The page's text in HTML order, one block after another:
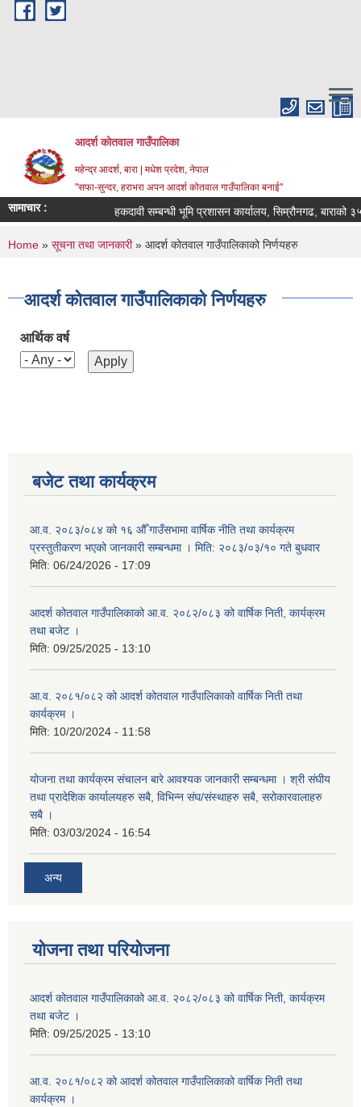
Skip to main content
आदर्श कोतवाल गाउँपालिका
महेन्द्र आदर्श, बारा | मधेश प्रदेश, नेपाल
"सफा-सुन्दर, हराभरा अपन आदर्श कोतवाल गाउँपालिका बनाई"
सामाचार : हकदावी सम्बन्धी भूमि प्रशासन कार्यालय, सिम्रौनगढ, बाराको
You are here
Home » सूचना तथा जानकारी» आदर्श कोतवाल गाउँपालिकाको निर्णयहरु
आदर्श कोतवाल गाउँपालिकाको निर्णयहरु
आर्थिक वर्ष
बजेट तथा कार्यक्रम
आ.व. २०८३/०८४ को १६ औँ गाउँसभामा वार्षिक नीति तथा कार्यक्रम
प्रस्तुतीकरण भएको जानकारी सम्बन्धमा । मिति: २०८३/०३/१० गते बुधवार
मिति: 06/24/2026 - 17:09
आदर्श कोतवाल गाउँपालिकाको आ.व. २०८२/०८३ को वार्षिक निती, कार्यक्रम
तथा बजेट ।
मिति: 09/25/2025 - 13:10
आ.व. २०८१/०८२ को आदर्श कोतवाल गाउँपालिकाको वार्षिक निती तथा
कार्यक्रम ।
मिति: 10/20/2024 - 11:58
योजना तथा कार्यक्रम संचालन बारे आवश्यक जानकारी सम्बन्धमा । श्री संघीय
तथा प्रादेशिक कार्यालयहरु सबै, विभिन्‍न संघ/संस्थाहरु सबै, सरोकारवालाहरु
सबै ।
मिति: 03/03/2024 - 16:54
अन्य
योजना तथा परियोजना
आदर्श कोतवाल गाउँपालिकाको आ.व. २०८२/०८३ को वार्षिक निती, कार्यक्रम
तथा बजेट ।
मिति: 09/25/2025 - 13:10
आ.व. २०८१/०८२ को आदर्श कोतवाल गाउँपालिकाको वार्षिक निती तथा
कार्यक्रम ।